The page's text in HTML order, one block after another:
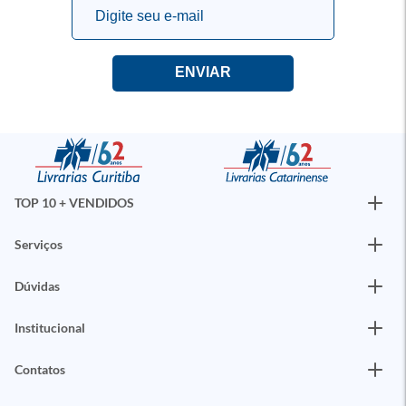
TOP 10 + VENDIDOS
Serviços
Dúvidas
Institucional
Contatos